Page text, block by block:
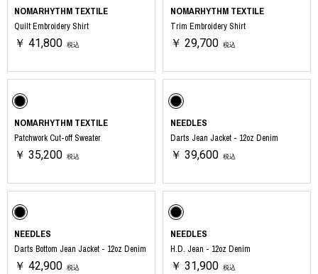
NOMARHYTHM TEXTILE
Quilt Embroidery Shirt
￥ 41,800 税込
NOMARHYTHM TEXTILE
Trim Embroidery Shirt
￥ 29,700 税込
NOMARHYTHM TEXTILE
Patchwork Cut-off Sweater
￥ 35,200 税込
NEEDLES
Darts Jean Jacket - 12oz Denim
￥ 39,600 税込
NEEDLES
Darts Bottom Jean Jacket - 12oz Denim
￥ 42,900 税込
NEEDLES
H.D. Jean - 12oz Denim
￥ 31,900 税込